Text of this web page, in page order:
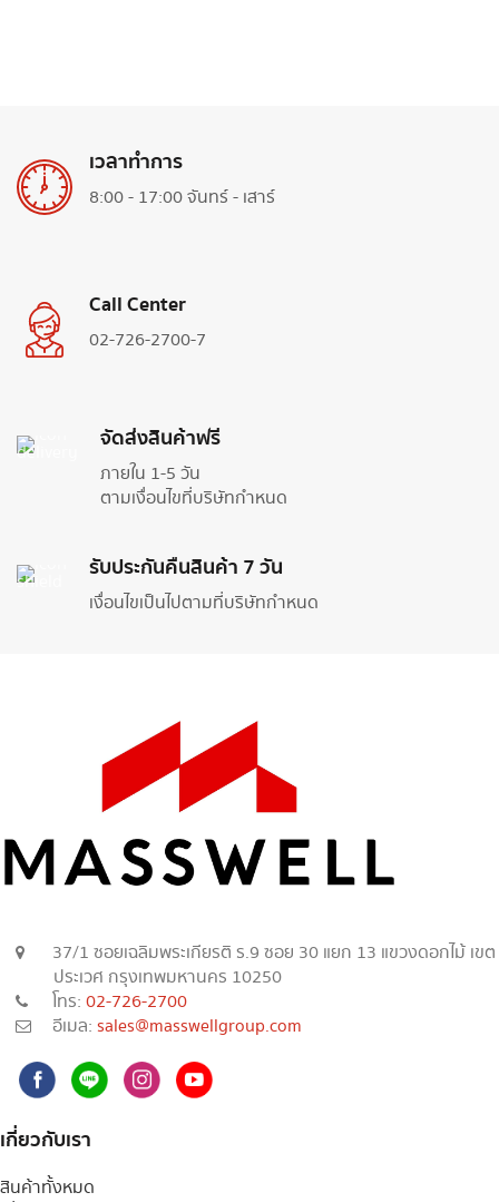
เวลาทำการ
8:00 - 17:00 จันทร์ - เสาร์
Call Center
02-726-2700-7
จัดส่งสินค้าฟรี
ภายใน 1-5 วัน
ตามเงื่อนไขที่บริษัทกำหนด
รับประกันคืนสินค้า 7 วัน
เงื่อนไขเป็นไปตามที่บริษัทกำหนด
37/1 ซอยเฉลิมพระเกียรติ ร.9 ซอย 30 แยก 13 แขวงดอกไม้ เขต
ประเวศ กรุงเทพมหานคร 10250
โทร: 02-726-2700
อีเมล: sales@masswellgroup.com
เกี่ยวกับเรา
สินค้าทั้งหมด